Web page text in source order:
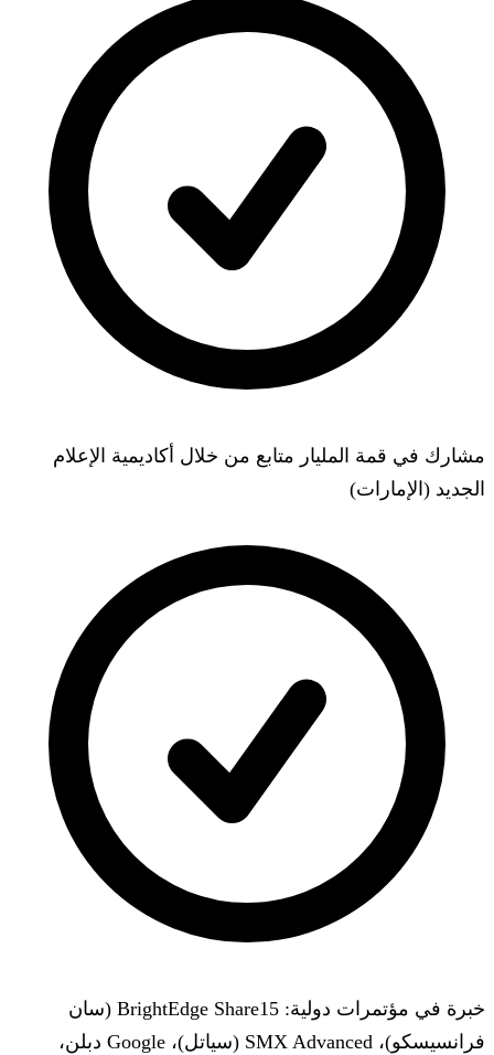
مشارك في قمة المليار متابع من خلال أكاديمية الإعلام
الجديد (الإمارات)
خبرة في مؤتمرات دولية: BrightEdge Share15 (سان
فرانسيسكو)، SMX Advanced (سياتل)، Google دبلن،